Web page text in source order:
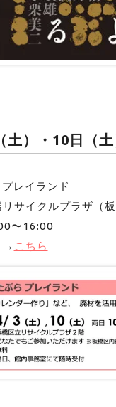
土）・10日（土
レイランド
サイクルプラザ（
〜16:00
→ こちら